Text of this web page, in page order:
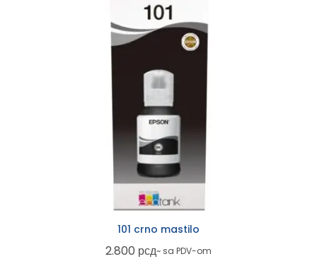
101 crno mastilo
2.800 рсд~ sa PDV-om